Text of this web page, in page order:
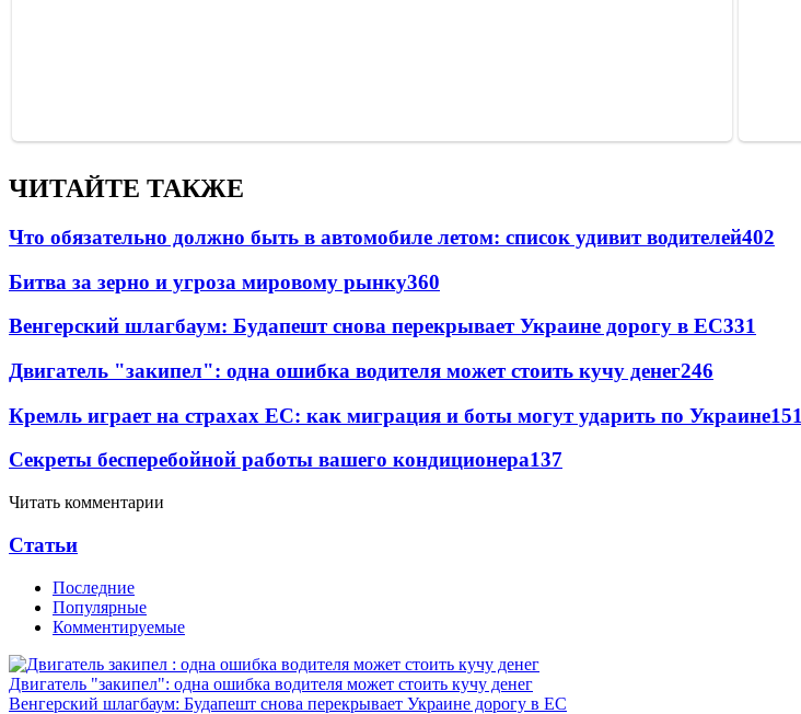
ЧИТАЙТЕ ТАКЖЕ
Что обязательно должно быть в автомобиле летом: список удивит водителей402
Битва за зерно и угроза мировому рынку360
Венгерский шлагбаум: Будапешт снова перекрывает Украине дорогу в ЕС331
Двигатель "закипел": одна ошибка водителя может стоить кучу денег246
Кремль играет на страхах ЕС: как миграция и боты могут ударить по Украине151
Секреты бесперебойной работы вашего кондиционера137
Читать комментарии
Статьи
Последние
Популярные
Комментируемые
Двигатель "закипел": одна ошибка водителя может стоить кучу денег
Венгерский шлагбаум: Будапешт снова перекрывает Украине дорогу в ЕС